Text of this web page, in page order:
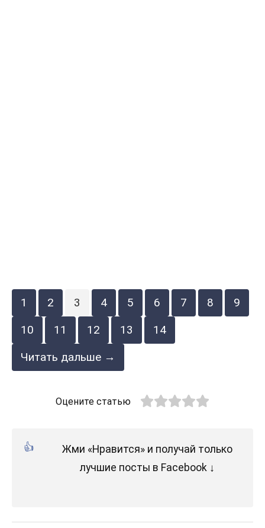
1 2 3 4 5 6 7 8
9
10
11 12 13
14
Читать дальше →
Оцените статью
Жми «Нравится» и получай только
лучшие посты в Facebook ↓